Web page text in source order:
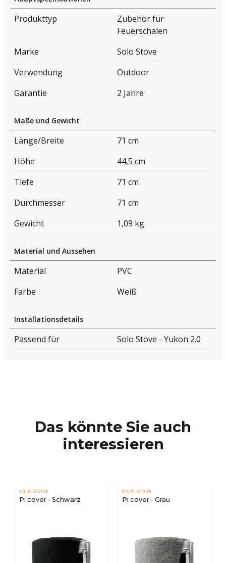
Produkttyp
Zubehör für
Feuerschalen
Marke
Solo Stove
Verwendung
Outdoor
Garantie
2 Jahre
Maße und Gewicht
Länge/Breite
71 cm
Höhe
44,5 cm
Tiefe
71 cm
Durchmesser
71 cm
Gewicht
1,09 kg
Material und Aussehen
Material
PVC
Farbe
Weiß
Installationsdetails
Passend für Solo Stove - Yukon 2.0
Das könnte Sie auch
interessieren
SOLO STOVE
Pi cover - Schwarz
SOLO STOVE
Pi cover - Grau